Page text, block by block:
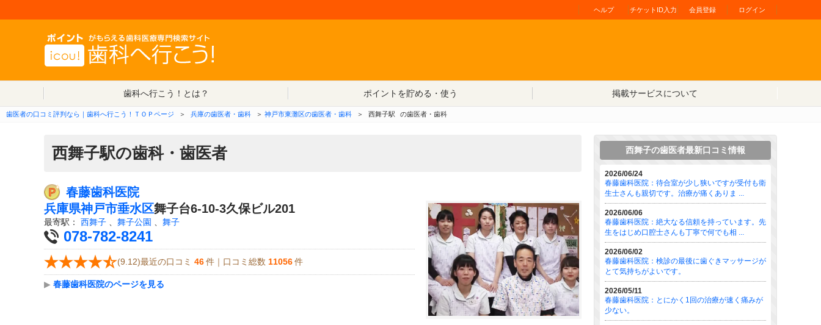
ヘルプ チケットID入力 会員登録 ログイン
歯科へ行こう！とは？
ポイントを貯める・使う 掲載サービスについて
歯医者の口コミ評判なら｜歯科へ行こう！ＴＯＰページ ＞ 兵庫の歯医者・歯科 ＞ 神戸市東灘区の歯医者・歯科 ＞ 西舞子駅 の歯医者・歯科
西舞子駅の歯科・歯医者
春藤歯科医院
兵庫県神戸市垂水区舞子台6-10-3久保ビル201
最寄駅： 西舞子 舞子公園 舞子
078-782-8241
(9.12)最近の口コミ 46 件｜口コミ総数 11056 件
▶ 春藤歯科医院のページを見る
西舞子の歯医者最新口コミ情報
2026/06/24
春藤歯科医院：待合室が少し狭いですが受付も衛
生士さんも親切です。治療が痛くありま ...
2026/06/06
春藤歯科医院：絶大なる信頼を持っています。先
生をはじめ口腔士さんも丁寧で何でも相 ...
2026/06/02
春藤歯科医院：検診の最後に歯ぐきマッサージが
とて気持ちがよいです。
2026/05/11
春藤歯科医院：とにかく1回の治療が速く痛みが
少ない。